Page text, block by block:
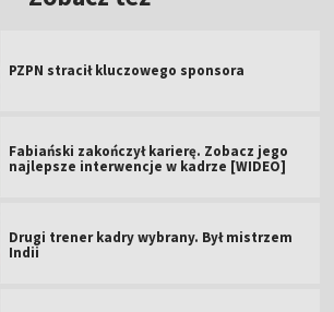
PZPN stracił kluczowego sponsora
Fabiański zakończył karierę. Zobacz jego
najlepsze interwencje w kadrze [WIDEO]
Drugi trener kadry wybrany. Był mistrzem
Indii